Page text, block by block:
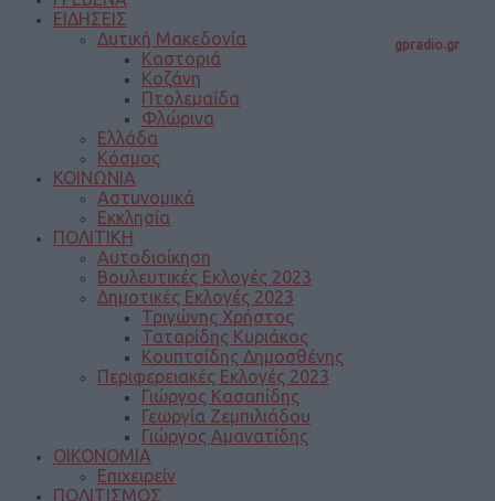
gpradio.gr
ΕΙΔΗΣΕΙΣ
Δυτική Μακεδονία
Καστοριά
Κοζάνη
Πτολεμαΐδα
Φλώρινα
Ελλάδα
Κόσμος
ΚΟΙΝΩΝΙΑ
Αστυνομικά
Εκκλησία
ΠΟΛΙΤΙΚΗ
Αυτοδιοίκηση
Βουλευτικές Εκλογές 2023
Δημοτικές Εκλογές 2023
Τριγώνης Χρήστος
Ταταρίδης Κυριάκος
Κουπτσίδης Δημοσθένης
Περιφερειακές Εκλογές 2023
Γιώργος Κασαπίδης
Γεωργία Ζεμπιλιάδου
Γιώργος Αμανατίδης
ΟΙΚΟΝΟΜΙΑ
Επιχειρείν
ΠΟΛΙΤΙΣΜΟΣ